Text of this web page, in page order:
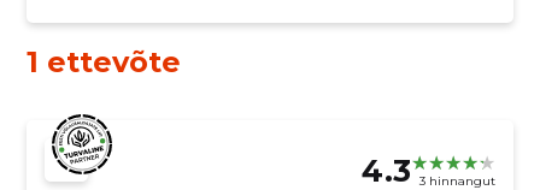
1 ettevõte
4.3 3 hinnangut